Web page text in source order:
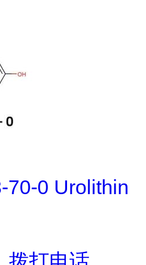
70-0 Urolithin